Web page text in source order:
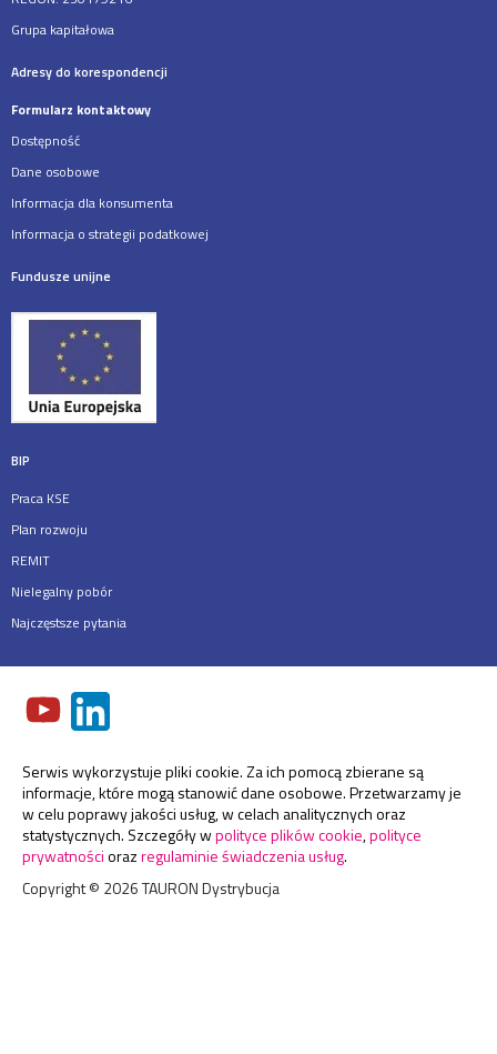
Grupa kapitałowa
Adresy do korespondencji
Formularz kontaktowy
Dostępność
Dane osobowe
Informacja dla konsumenta
Informacja o strategii podatkowej
Fundusze unijne
BIP
Praca KSE
Plan rozwoju
REMIT
Nielegalny pobór
Najczęstsze pytania
Serwis wykorzystuje pliki cookie. Za ich pomocą zbierane są
informacje, które mogą stanowić dane osobowe. Przetwarzamy je
w celu poprawy jakości usług, w celach analitycznych oraz
statystycznych. Szczegóły wpolityce plików cookie,polityce
prywatnościorazregulaminie świadczenia usług.
Copyright © 2026TAURON Dystrybucja